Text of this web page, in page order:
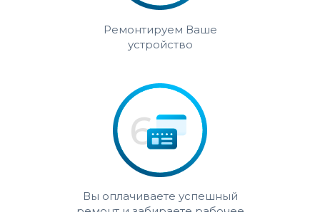
Ремонтируем Ваше
устройство
Вы оплачиваете успешный